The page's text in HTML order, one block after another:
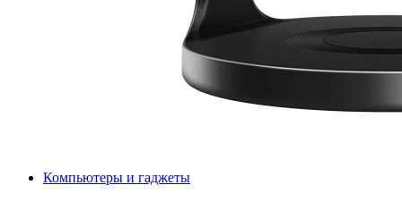
Компьютеры и гаджеты